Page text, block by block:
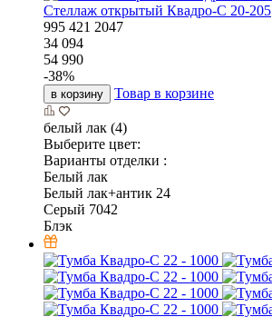
Стеллаж открытый Квадро-С 20-205
995 421 2047
34 094
54 990
-38%
в корзину Товар в корзине
белый лак (4)
Выберите цвет:
Варианты отделки :
Белый лак
Белый лак+антик 24
Серый 7042
Блэк